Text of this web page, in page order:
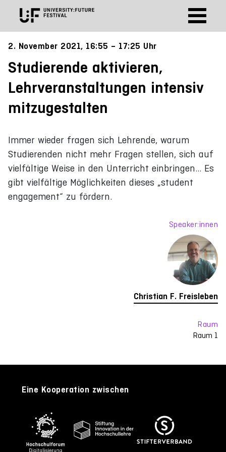
2. November 2021, 16:55 – 17:25 Uhr
Studierende aktivieren,
Lehrveranstaltungen intensiv
mitzugestalten
Immer wieder fragen sich Lehrende, warum
Studierenden nicht mehr Fragen stellen, sich auf
vielfältige Weise in den Unterricht einbringen… Es
gibt vielfältige Möglichkeiten dieses „student
engagement“ zu fördern.
Speaker:innen
Christian F. Freisleben
Raum
Raum 1
Eine Kooperation zwischen